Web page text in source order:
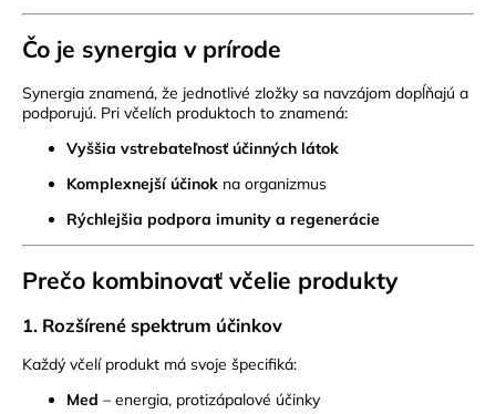
Čo je synergia v prírode
Synergia znamená, že jednotlivé zložky sa navzájom dopĺňajú a
podporujú. Pri včelích produktoch to znamená:
Vyššia vstrebateľnosť účinných látok
Komplexnejší účinok na organizmus
Rýchlejšia podpora imunity a regenerácie
Prečo kombinovať včelie produkty
1. Rozšírené spektrum účinkov
Každý včelí produkt má svoje špecifiká:
Med – energia, protizápalové účinky